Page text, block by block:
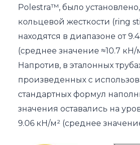
Polestra™, было
кольцевой жесткости (ring
находятся в диапазоне от
(среднее значение ≈10.7 кН/
Напротив, в эталонных
произведенных с
стандартных формул
значения оставались на
9.06 кН/м² (среднее